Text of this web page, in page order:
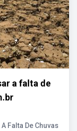
a falta de
Falta De Chuvas